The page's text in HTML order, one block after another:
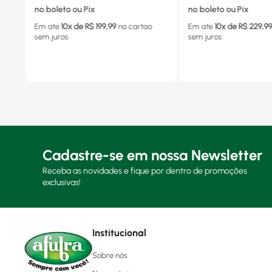
no boleto ou Pix
Em ate 10x de R$ 199,99 no cartao
sem juros
no boleto ou Pix
Em ate 10x de R$ 229,99
sem juros
Cadastre-se em nossa Newsletter
Receba as novidades e fique por dentro de promoções
exclusivas!
Institucional
Sobre nós